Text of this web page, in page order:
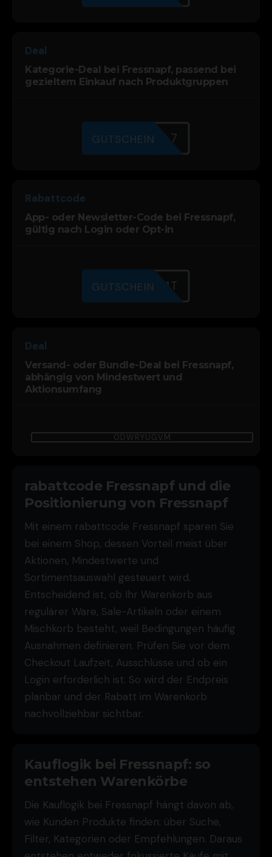
Deal
Kategorie-Deal bei Fressnapf, passend bei
gezieltem Einkauf nach Produktgruppen
RDILQI7L7
GUTSCHEIN
Rabattcode
App- oder Newsletter-Code bei Fressnapf,
gültig nach Login oder Opt-in
J3L6XAQ1T
GUTSCHEIN
Deal
Versand- oder Bundle-Deal bei Fressnapf,
abhängig von Mindestwert und
Aktionsumfang
0DWRYUGVM
rabattcode Fressnapf und die
Positionierung von Fressnapf
Mit einem rabattcode Fressnapf sparen Sie
bei einem Shop, dessen Vorteil meist über
Aktionen, Mindestwerte und
Sortimentsauswahl gesteuert wird.
Entscheidend ist, ob Ihr Warenkorb aus
regulärer Ware, Sale-Artikeln oder einem
Mischkorb besteht, weil Bedingungen häufig
Ausnahmen definieren. Prüfen Sie vor dem
Checkout Laufzeit, Ausschlüsse und ob ein
Login erforderlich ist. So wird der Endpreis
planbar und der Rabatt im Warenkorb
nachvollziehbar sichtbar.
Kauflogik bei Fressnapf: so
entstehen Warenkörbe
Die Kauflogik bei Fressnapf hängt davon ab,
wie Kunden Produkte finden: über Suche,
Filter, Kategorien oder Empfehlungen. Daraus